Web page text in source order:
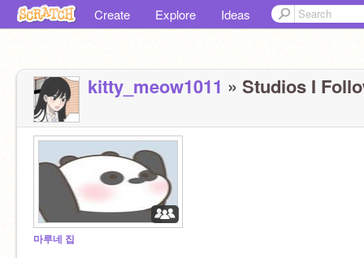
Create Explore Ideas
kitty_meow1011 » Studios I
마루네 집